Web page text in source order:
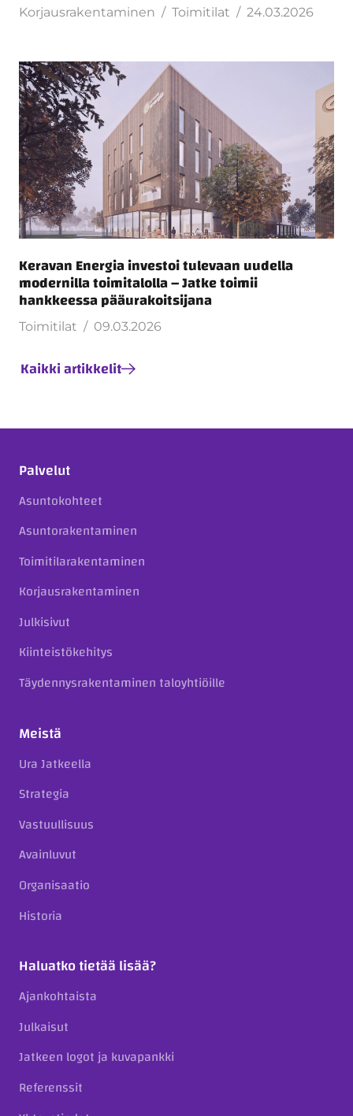
Korjausrakentaminen Toimitilat 24.03.2026
Keravan Energia investoi tulevaan uudella
modernilla toimitalolla – Jatke toimii
hankkeessa pääurakoitsijana
Toimitilat 09.03.2026
Kaikki artikkelit
Palvelut
Asuntokohteet
Asuntorakentaminen
Toimitilarakentaminen
Korjausrakentaminen
Julkisivut
Kiinteistökehitys
Täydennysrakentaminen taloyhtiöille
Meistä
Ura Jatkeella
Strategia
Vastuullisuus
Avainluvut
Organisaatio
Historia
Haluatko tietää lisää?
Ajankohtaista
Julkaisut
Jatkeen logot ja kuvapankki
Referenssit